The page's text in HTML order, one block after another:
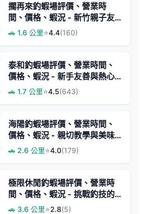
擱再來釣蝦場評價、營業時
間、價格、蝦況 - 新竹親子友
善釣蝦體驗
🚗 1.6 公里⭐4.4(160)
泰和釣蝦場評價、營業時間、
價格、蝦況 - 新手友善與熱心
教學
🚗 1.7 公里⭐4.5(643)
海陽釣蝦場評價、營業時間、
價格、蝦況 - 親切教學與美味
熱炒
🚗 2.6 公里⭐4.0(179)
極限休閒釣蝦場評價、營業時
間、價格、蝦況 - 挑戰釣技的
刺激體驗
🚗 3.6 公里⭐2.8(5)